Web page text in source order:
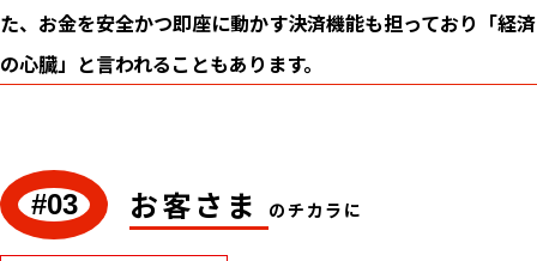
た、お金を安全かつ即座に動かす決済機能も担っており「経済
の心臓」と言われることもあります。
#03 お客さま のチカラに